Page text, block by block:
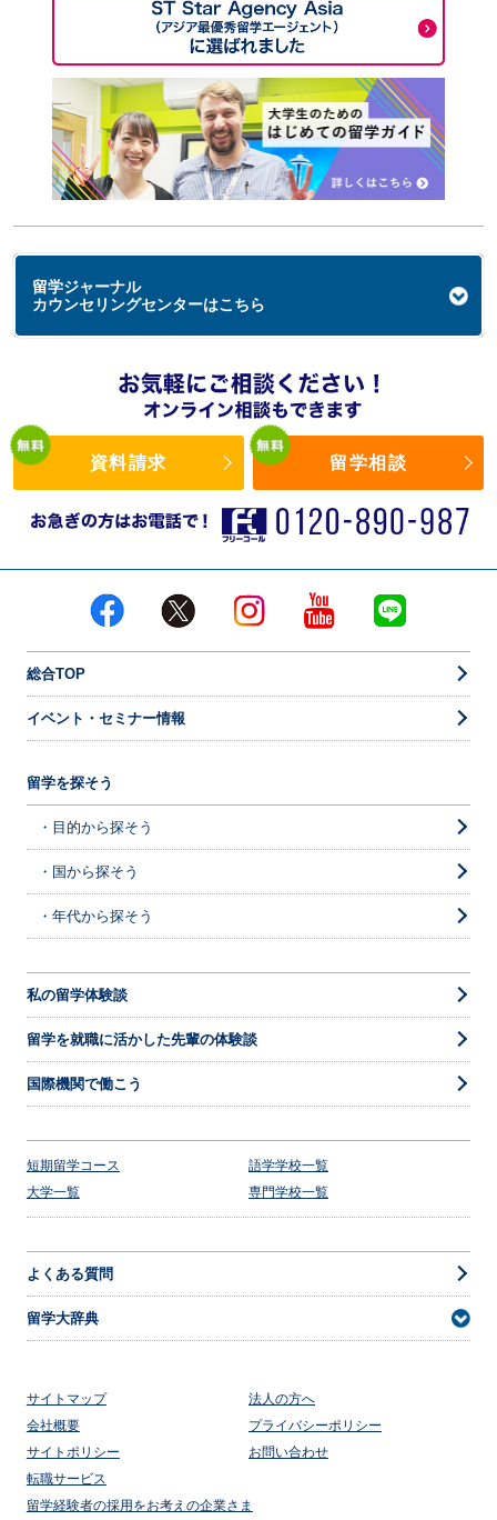
留学ジャーナル
カウンセリングセンターはこちら
資料請求 留学相談
総合TOP
イベント・セミナー情報
留学を探そう
・目的から探そう
・国から探そう
・年代から探そう
私の留学体験談
留学を就職に活かした先輩の体験談
国際機関で働こう
短期留学コース
語学学校一覧
大学一覧
専門学校一覧
よくある質問
留学大辞典
サイトマップ
法人の方へ
会社概要
プライバシーポリシー
サイトポリシー
お問い合わせ
転職サービス
留学経験者の採用をお考えの企業さま